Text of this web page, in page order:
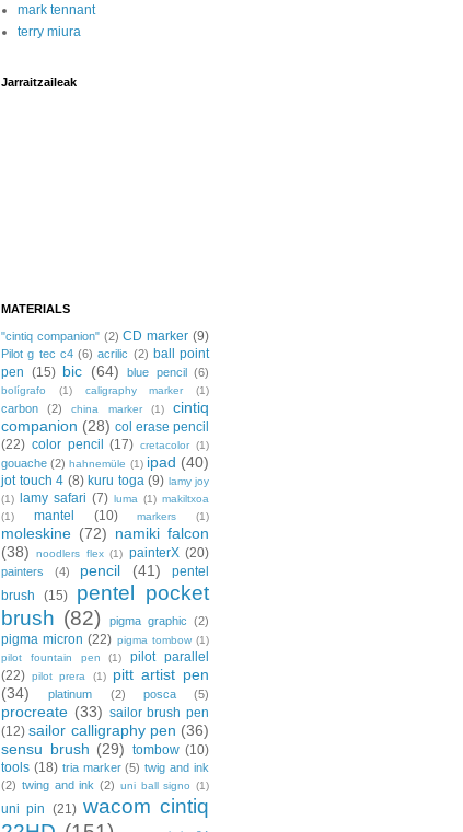
mark tennant
terry miura
Jarraitzaileak
MATERIALS
"cintiq companion" (2) CD marker (9)
Pilot g tec c4 (6) acrilic (2) ball point
pen (15) bic (64) blue pencil (6)
bolígrafo (1) caligraphy marker (1)
carbon (2) china marker (1)
cintiq
companion (28) col erase pencil
(22) color pencil (17) cretacolor (1)
gouache (2) hahnemüle (1) ipad (40)
jot touch 4 (8) kuru toga (9) lamy joy
(1) lamy safari (7) luma (1) makiltxoa
(1)
mantel (10) markers (1)
moleskine (72) namiki falcon
(38)
noodlers flex (1) painterX (20)
painters (4) pencil (41)
pentel
brush
(15)
pentel pocket
brush (82) pigma graphic (2)
pigma micron (22) pigma tombow (1)
pilot fountain pen
(1)
pilot parallel
(22) pilot prera (1)
pitt artist pen
(34)
platinum (2) posca (5)
procreate (33) sailor brush pen
(12) sailor calligraphy pen (36)
sensu brush (29) tombow (10)
tools (18) tria marker (5) twig and ink
(2) twing and ink (2) uni ball signo (1)
uni pin (21) wacom cintiq